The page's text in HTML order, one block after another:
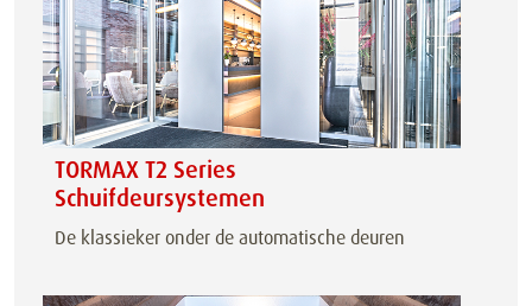
TORMAX T2 Series
Schuifdeursystemen
De klassieker onder de automatische deuren